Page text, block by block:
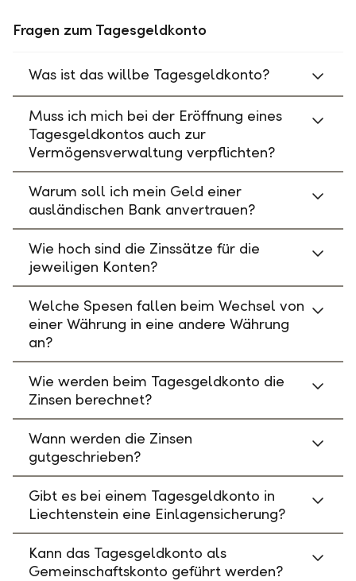
Fragen zum Tagesgeldkonto
Was ist das willbe Tagesgeldkonto?
Muss ich mich bei der Eröffnung eines
Tagesgeldkontos auch zur
Vermögensverwaltung verpflichten?
Warum soll ich mein Geld einer
ausländischen Bank anvertrauen?
Wie hoch sind die Zinssätze für die
jeweiligen Konten?
Welche Spesen fallen beim Wechsel von
einer Währung in eine andere Währung
an?
Wie werden beim Tagesgeldkonto die
Zinsen berechnet?
Wann werden die Zinsen
gutgeschrieben?
Gibt es bei einem Tagesgeldkonto in
Liechtenstein eine Einlagensicherung?
Kann das Tagesgeldkonto als
Gemeinschaftskonto geführt werden?